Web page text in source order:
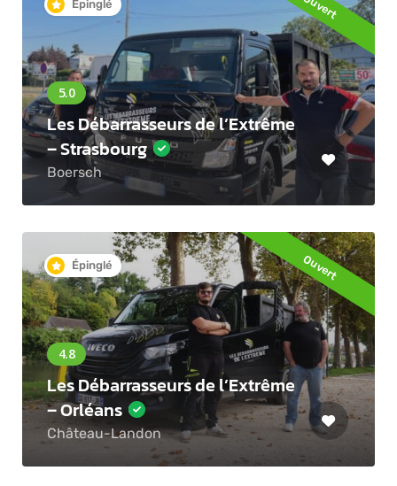
Épinglé
Les Débarrasseurs de l’Extrême
– Strasbourg
Boersch
Épinglé Ouvert
Les Débarrasseurs de l’Extrême
– Orléans
Château-Landon